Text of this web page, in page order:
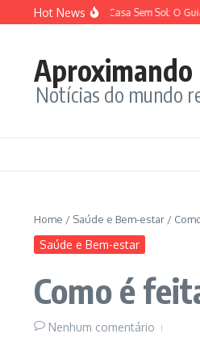
Ir para o conteúdo
Hot News
para Dentro de Casa Sem Sol: O Guia
Aproximando
Notícias do mundo
Home / Saúde e Bem-estar /
Saúde e Bem-estar
Como é
Nenhum comentário